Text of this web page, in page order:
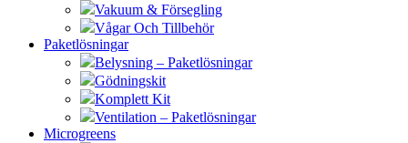
Vakuum & Försegling
Vågar Och Tillbehör
Paketlösningar
Belysning – Paketlösningar
Gödningskit
Komplett Kit
Ventilation – Paketlösningar
Microgreens